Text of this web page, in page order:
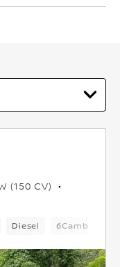
(150 CV)
Diesel 6Cambio